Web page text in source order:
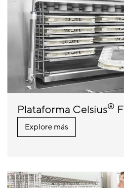
Plataforma Celsius®
Explore más